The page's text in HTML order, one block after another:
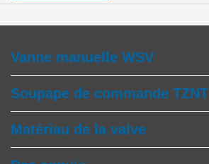
Vanne manuelle WSV
Soupape de commande TZNT
Matériau de la valve